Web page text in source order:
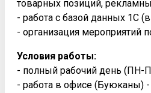
товарных позиций,
- работа с базой данных 1С
- организация мероприятий
Условия работы:
- полный рабочий день (ПН-
- работа в офисе (Буюканы)